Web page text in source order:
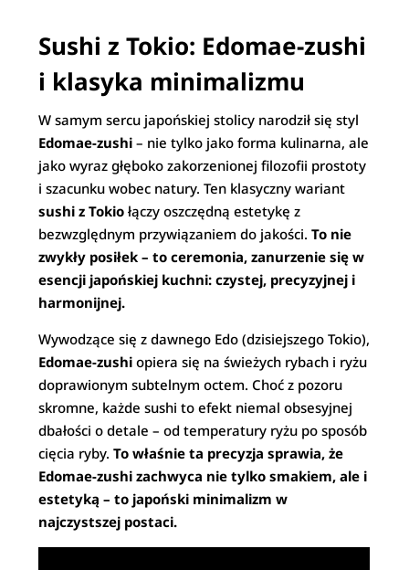
Sushi z Tokio: Edomae-zushi
i klasyka minimalizmu
W samym sercu japońskiej stolicy narodził się styl
Edomae-zushi – nie tylko jako forma kulinarna, ale
jako wyraz głęboko zakorzenionej filozofii prostoty
i szacunku wobec natury. Ten klasyczny wariant
sushi z Tokio łączy oszczędną estetykę z
bezwzględnym przywiązaniem do jakości.To nie
zwykły posiłek – to ceremonia, zanurzenie się w
esencji japońskiej kuchni: czystej, precyzyjnej i
harmonijnej.
Wywodzące się z dawnego Edo (dzisiejszego Tokio),
Edomae-zushi opiera się na świeżych rybach i ryżu
doprawionym subtelnym octem. Choć z pozoru
skromne, każde sushi to efekt niemal obsesyjnej
dbałości o detale – od temperatury ryżu po sposób
cięcia ryby.To właśnie ta precyzja sprawia, że
Edomae-zushi zachwyca nie tylko smakiem, ale i
estetyką – to japoński minimalizm w
najczystszej postaci.